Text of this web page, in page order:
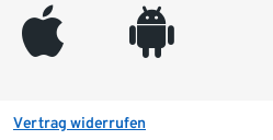
appleinc android
Vertrag widerrufen